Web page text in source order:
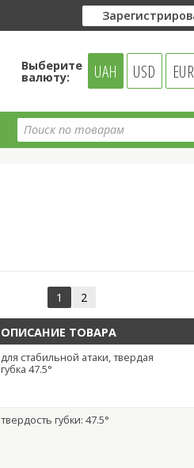
Выберите
валюту: UAH USD EUR
1 2
ОПИСАНИЕ ТОВАРА
для стабильной атаки, твердая
губка 47.5°
твердость губки: 47.5°